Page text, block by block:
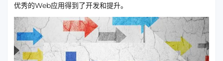
优秀的Web应用得到了开发和提升。